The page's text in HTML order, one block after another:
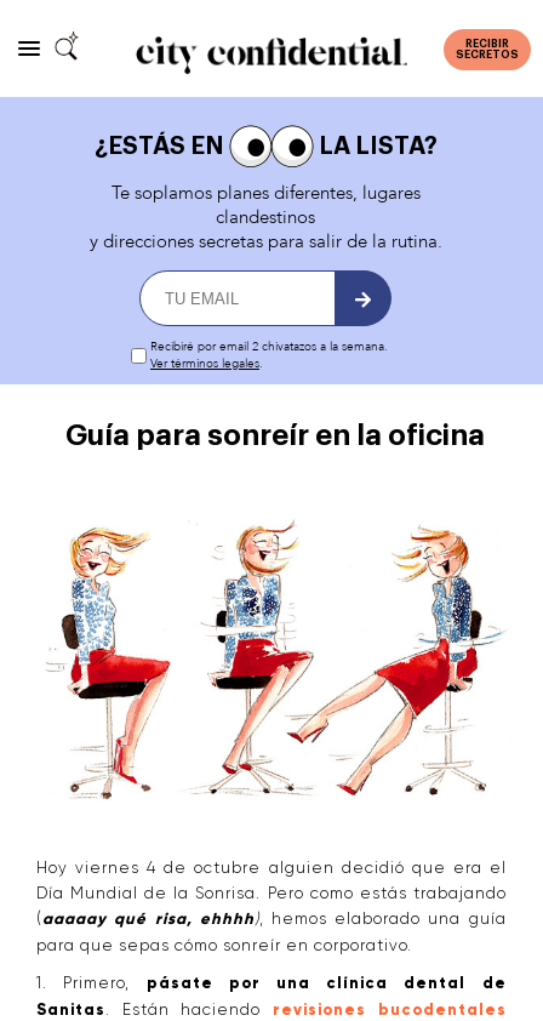
RECIBIR
SECRETOS
¿ESTÁS EN
LA LISTA?
Te soplamos planes diferentes, lugares
clandestinos
y direcciones secretas para salir de la rutina.
Recibiré por email 2 chivatazos a la semana.
Ver términos legales.
Guía para sonreír en la oficina
Hoy viernes 4 de octubre alguien decidió que era el
Día Mundial de la Sonrisa. Pero como estás trabajando
( aaaaay qué risa, ehhhh), hemos elaborado una guía
para que sepas cómo sonreír en corporativo.
1. Primero, pásate por una clínica dental de
Sanitas
. Están haciendo revisiones bucodentales